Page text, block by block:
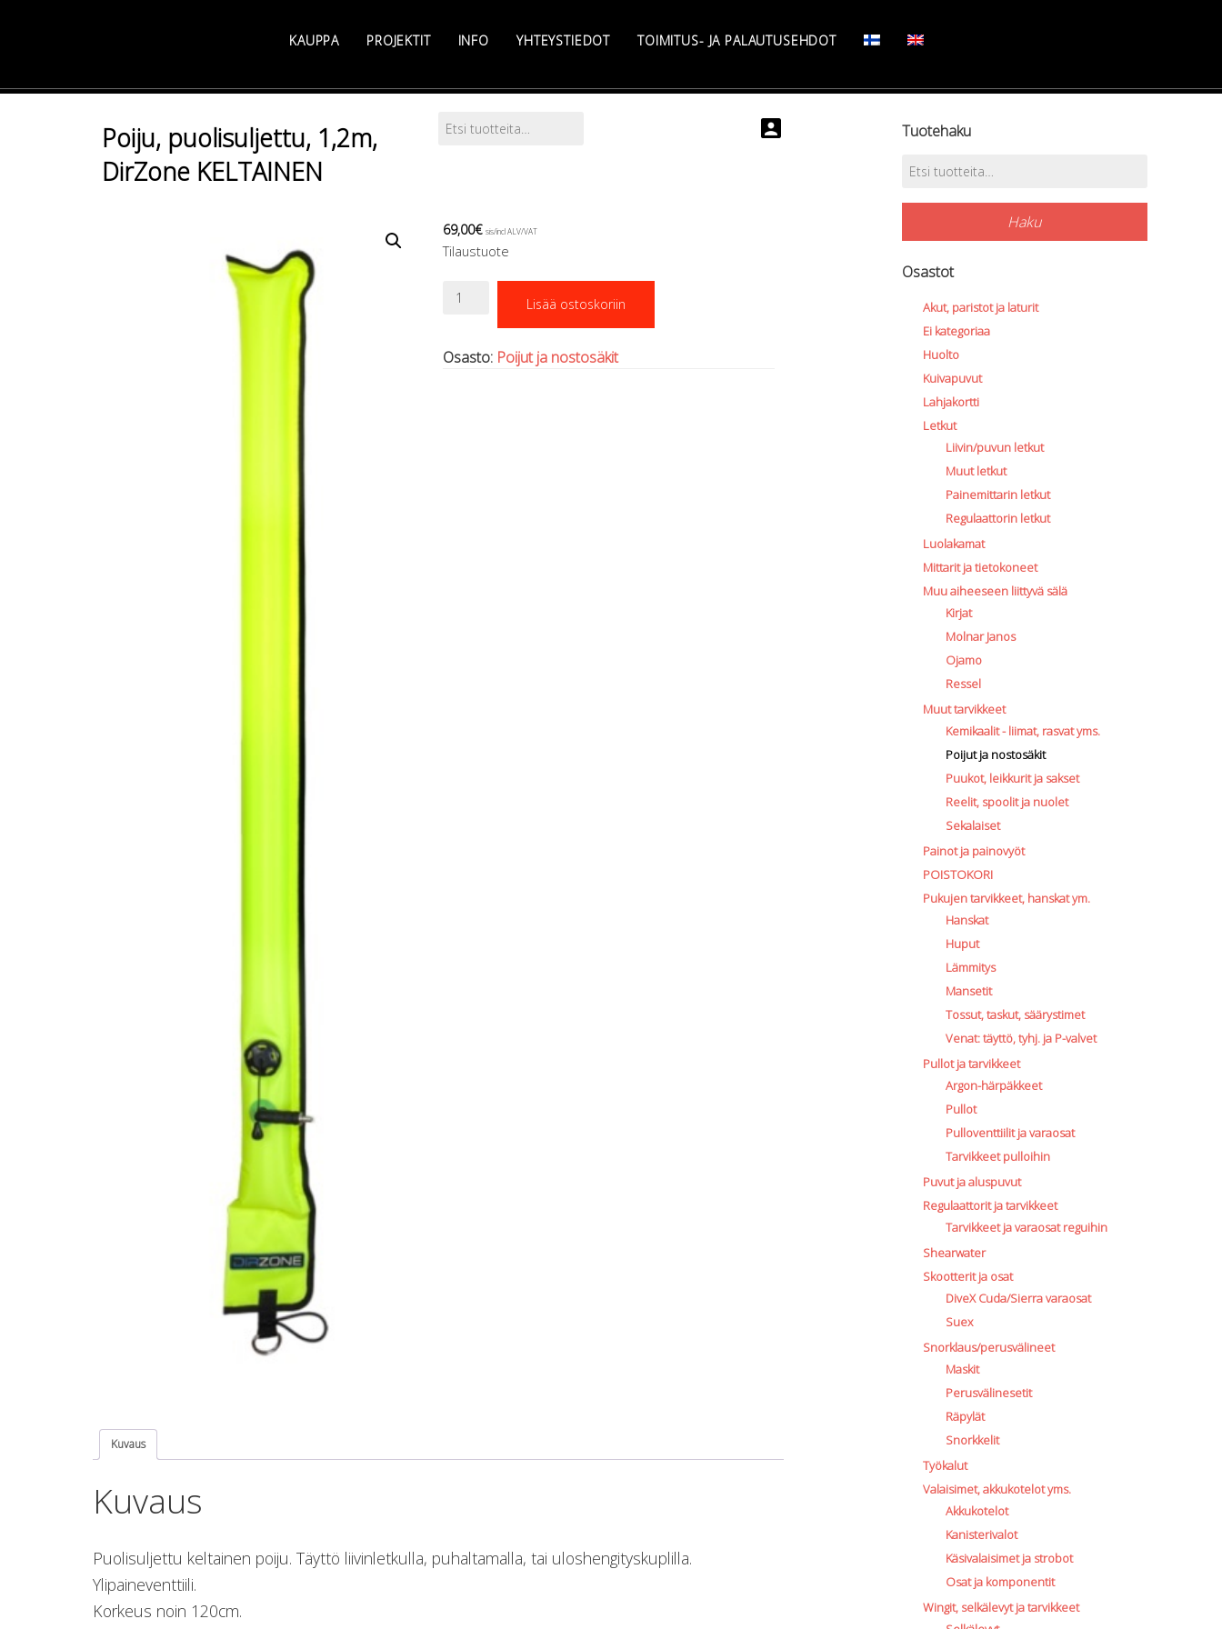
KAUPPA PROJEKTIT INFO YHTEYSTIEDOT TOIMITUS- JA PALAUTUSEHDOT
Etsi:
Poiju, puolisuljettu, 1,2m,
DirZone KELTAINEN
69,00€ sis/incl ALV/VAT
Tilaustuote
Poiju,
puolisuljettu,
DirZone
KELTAINEN
Lisää ostoskoriin
Osasto: Poijut ja nostosäkit
Kuvaus
Kuvaus
Puolisuljettu keltainen poiju. Täyttö liivinletkulla, puhaltamalla, tai uloshengityskuplilla.
Ylipaineventtiili.
Korkeus noin 120cm.
Tuotehaku
Etsi:
Haku
Osastot
Akut, paristot ja laturit
Ei kategoriaa
Huolto
Kuivapuvut
Lahjakortti
Letkut
Liivin/puvun letkut
Muut letkut
Painemittarin letkut
Regulaattorin letkut
Luolakamat
Mittarit ja tietokoneet
Muu aiheeseen liittyvä sälä
Kirjat
Molnar Janos
Ojamo
Ressel
Muut tarvikkeet
Kemikaalit - liimat, rasvat yms.
Poijut ja nostosäkit
Puukot, leikkurit ja sakset
Reelit, spoolit ja nuolet
Sekalaiset
Painot ja painovyöt
POISTOKORI
Pukujen tarvikkeet, hanskat ym.
Hanskat
Huput
Lämmitys
Mansetit
Tossut, taskut, säärystimet
Venat: täyttö, tyhj. ja P-valvet
Pullot ja tarvikkeet
Argon-härpäkkeet
Pullot
Pulloventtiilit ja varaosat
Tarvikkeet pulloihin
Puvut ja aluspuvut
Regulaattorit ja tarvikkeet
Tarvikkeet ja varaosat reguihin
Shearwater
Skootterit ja osat
DiveX Cuda/Sierra varaosat
Suex
Snorklaus/perusvälineet
Maskit
Perusvälinesetit
Räpylät
Snorkkelit
Työkalut
Valaisimet, akkukotelot yms.
Akkukotelot
Kanisterivalot
Käsivalaisimet ja strobot
Osat ja komponentit
Wingit, selkälevyt ja tarvikkeet